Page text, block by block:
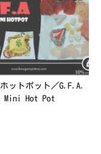
ホットポット／G.F.A.
Mini Hot Pot